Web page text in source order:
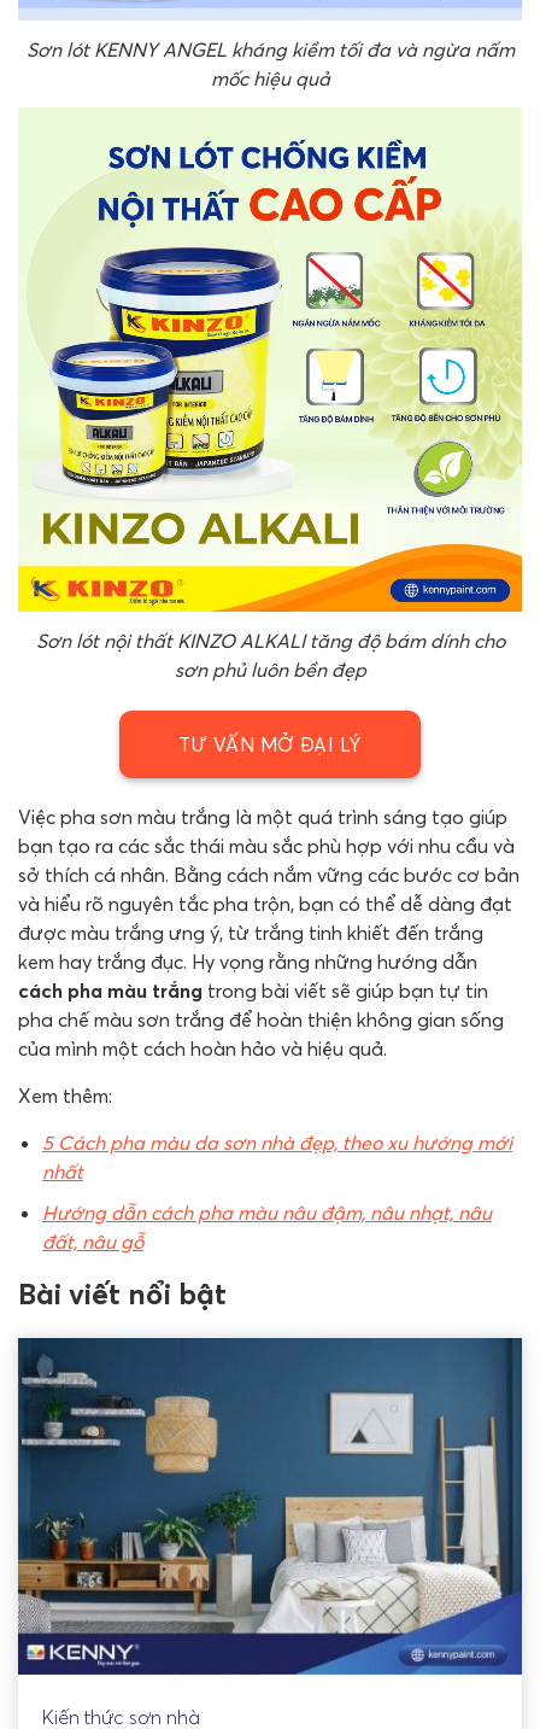
Sơn lót KENNY ANGEL kháng kiềm tối đa và ngừa nấm
mốc hiệu quả
Sơn lót nội thất KINZO ALKALI tăng độ bám dính cho
sơn phủ luôn bền đẹp
TƯ VẤN MỞ ĐẠI LÝ
Việc pha sơn màu trắng là một quá trình sáng tạo giúp
bạn tạo ra các sắc thái màu sắc phù hợp với nhu cầu và
sở thích cá nhân. Bằng cách nắm vững các bước cơ bản
và hiểu rõ nguyên tắc pha trộn, bạn có thể dễ dàng đạt
được màu trắng ưng ý, từ trắng tinh khiết đến trắng
kem hay trắng đục. Hy vọng rằng những hướng dẫn
cách pha màu trắng trong bài viết sẽ giúp bạn tự tin
pha chế màu sơn trắng để hoàn thiện không gian sống
của mình một cách hoàn hảo và hiệu quả.
Xem thêm:
5 Cách pha màu da sơn nhà đẹp, theo xu hướng mới
nhất
Hướng dẫn cách pha màu nâu đậm, nâu nhạt, nâu
đất, nâu gỗ
Bài viết nổi bật
Kiến thức sơn nhà